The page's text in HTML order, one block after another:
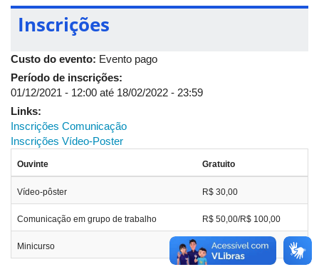
internacionais e discutirá temas como linguagem, gênero e
sexualidade nos âmbitos da linguística, literatura, linguagens e
Inscrições
Custo do evento: Evento pago
Período de inscrições:
01/12/2021 - 12:00 até 18/02/2022 - 23:59
Links:
Inscrições Comunicação
Inscrições Vídeo-Poster
Ouvinte Gratuito
Vídeo-pôster R$ 30,00
Comunicação em grupo de trabalho R$ 50,00/R$ 100,00
Minicurso R$ 20,00